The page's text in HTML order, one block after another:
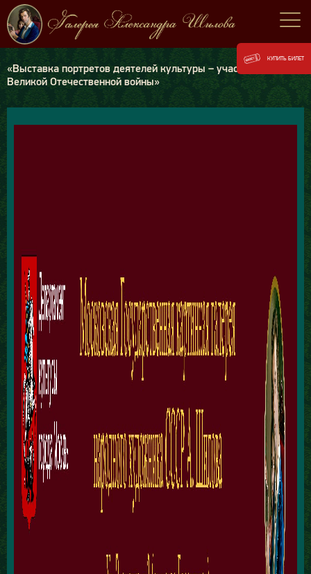
«Выставка портретов деятелей культуры – участников
Великой Отечественной войны»
КУПИТЬ БИЛЕТ